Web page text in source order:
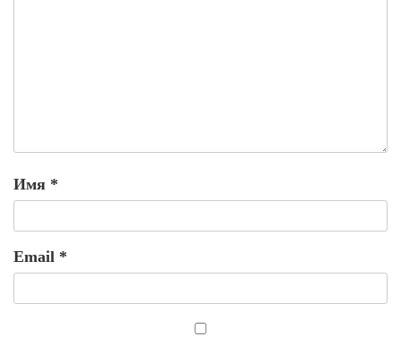
Имя *
Email *